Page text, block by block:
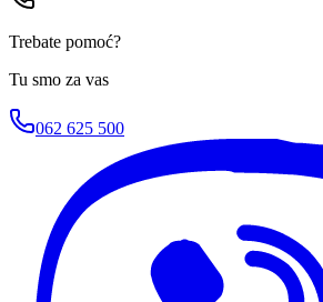
Trebate pomoć?
Tu smo za vas
062 625 500